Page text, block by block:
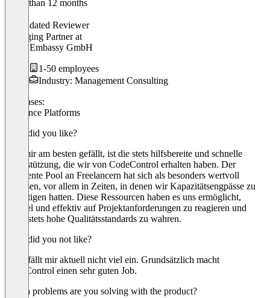
Older than 12 months
Validated Reviewer
Managing Partnerat
Zebra Embassy GmbH
1-50 employees
Industry: Management Consulting
Use cases:
Freelance Platforms
What did you like?
Was mir am besten gefällt, ist die stets hilfsbereite und schnelle
Unterstützung, die wir von CodeControl erhalten haben. Der
exzellente Pool an Freelancern hat sich als besonders wertvoll
erwiesen, vor allem in Zeiten, in denen wir Kapazitätsengpässe zu
bewältigen hatten. Diese Ressourcen haben es uns ermöglicht,
flexibel und effektiv auf Projektanforderungen zu reagieren und
dabei stets hohe Qualitätsstandards zu wahren.
What did you not like?
Dazu fällt mir aktuell nicht viel ein. Grundsätzlich macht
CodeControl einen sehr guten Job.
Which problems are you solving with the product?